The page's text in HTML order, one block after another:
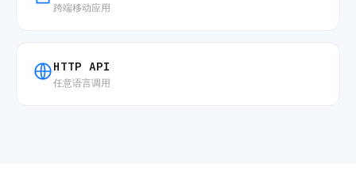
跨端移动应用
HTTP API
任意语言调用